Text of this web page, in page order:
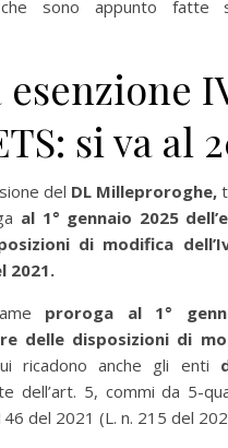
sono appunto fatte
si va al
del DL Milleproroghe,
al 1° gennaio 2025
di modifica
2021.
proroga al 1°
delle disposizioni di
ricadono anche gli enti
dell’art. 5, commi da 5-
del 2021 (L. n. 215 del